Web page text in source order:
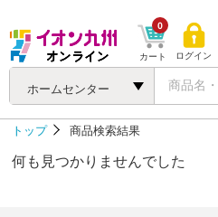
ホームセンター
カート
0
ログイン
トップ 商品検索結果
何も見つかりませんでした